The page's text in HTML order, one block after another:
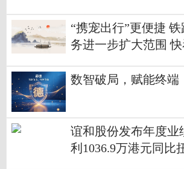
“携宠出行”更便捷 铁
务进一步扩大范围
数智破局，赋能终端
谊和股份发布年度业
利1036.9万港元同比